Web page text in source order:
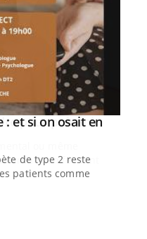
: et si on osait en
de type 2 reste
patients comme